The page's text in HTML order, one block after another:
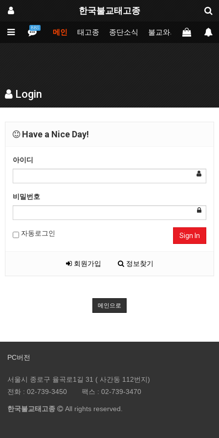
한국불교태고종
BBS
메인 태고종 종단소식 불교와의만남 업
Login
Have a Nice Day!
아이디
비밀번호
자동로그인 Sign In
회원가입 정보찾기
메인으로
PC버전
서울시 종로구 율곡로1길 31 ( 사간동 112번지)
전화 : 02-739-3450 팩스 : 02-739-3470
한국불교태고종 All rights reserved.